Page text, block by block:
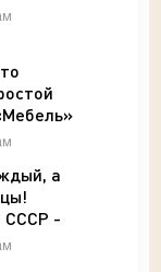
а
СССР -